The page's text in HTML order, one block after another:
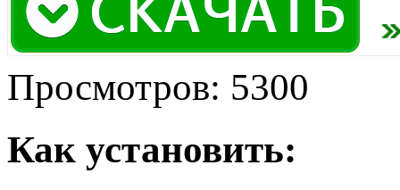
Просмотров: 5300
Как установить: